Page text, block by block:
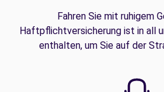
Fahren Sie mit ruhigem
Haftpflichtversicherung ist in all
enthalten, um Sie auf der